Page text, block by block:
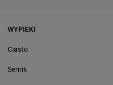
WYPIEKI
Ciasto
Sernik